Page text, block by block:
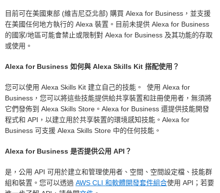
目前可在美國東部 (維吉尼亞北部) 購買 Alexa for Business，並支援
在美國任何地方執行的 Alexa 裝置。目前未提供 Alexa for Business
的國家/地區可能會禁止或限制對 Alexa for Business 及其功能的存取
或使用。
Alexa for Business 如何與 Alexa Skills Kit 搭配使用？
您可以使用 Alexa Skills Kit 建立自己的技能。 使用 Alexa for
Business，您可以將這些技能提供給共享裝置和註冊使用者，無須將
它們發佈到 Alexa Skills Store。Alexa for Business 還提供技能開發
程式和 API，以建立用於共享裝置的環境感知技能。Alexa for
Business 可支援 Alexa Skills Store 中的任何技能。
Alexa for Business 是否提供公用 API？
是，公用 API 可用於建立和管理使用者、空間、空間設定檔、技能群
組和裝置。您可以透過 AWS CLI 和軟體開發套件組合使用 API；若要